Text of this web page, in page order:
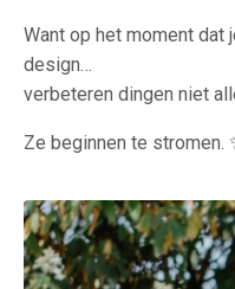
Want op het moment dat
design…
verbeteren dingen niet
Ze beginnen te stromen.